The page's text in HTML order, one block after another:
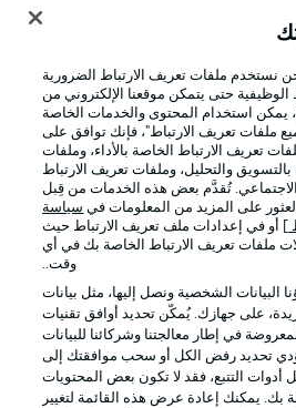
Football as it's
تطبيق الدوري الألماني
نستخدم ملفات تعريف الارتباط الضرورية
الوظيفية حتى يتمكن موقعنا الإلكتروني من
يمكن استخدام المحتوى والخدمات الخاصة
ملفات تعريف الارتباط"، فإنك توافق على
تعريف الارتباط الخاصة بالأداء، وملفات
والتحليل، وملفات تعريف الارتباط
تُقدَّم بعض هذه الخدمات من قِبل
على المزيد من المعلومات في سياسة
] أو في إعدادات ملف تعريف الارتباط حيث
ملفات تعريف الارتباط الخاصة بك في أي
وقت..
البيانات الشخصية ونصل إليها، مثل بيانات
على جهازك. يُمكّن تحديد أوافق تقنيات
في إطار معالجتنا وشركائنا للبيانات
تحديد رفض الكل أو سحب موافقتك إلى
أدوات التتبع، فقد لا تكون بعض المحتويات
بك. يمكنك إعادة عرض هذه القائمة لتغيير